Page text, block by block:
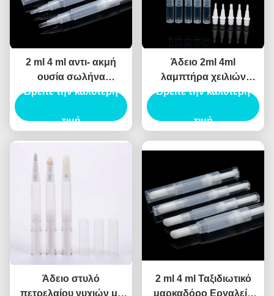
2 ml 4 ml αντι- ακμή
ουσία σωλήνα
απομάκρυνση
concealer πένα σωλήνα
συσκευασία
Βρείτε την καλύτερη
τιμή
Άδειο 2ml 4ml
λαμπτήρα χειλιών
σωλήνα δοχείο λάδι με
μακιγιάζ αξεσουάρ
Βρείτε την καλύτερη
τιμή
Άδειο στυλό
πετρελαίου νυχιών με
2 ml 4 ml Ταξιδιωτικό
μαρκαδόρο Εργαλείο